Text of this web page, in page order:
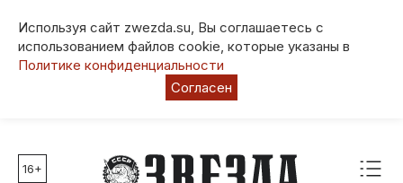
Используя сайт zwezda.su, Вы соглашаетесь с
использованием файлов cookie, которые указаны в
Политике конфиденциальности
Согласен
Главные темы
16+